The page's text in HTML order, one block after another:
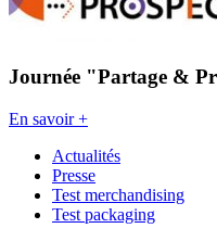
Journée "Partage &
En savoir +
Actualités
Presse
Test merchandising
Test packaging